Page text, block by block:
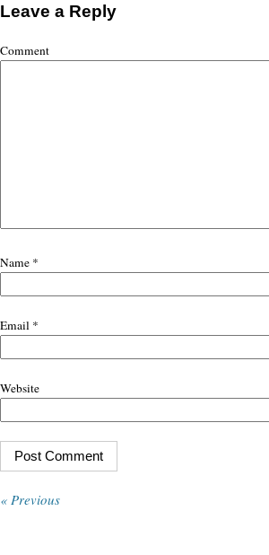
Leave a Reply
Comment
Name *
Email *
Website
« Previous